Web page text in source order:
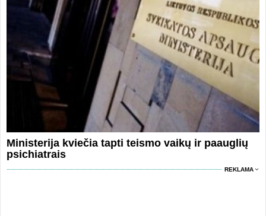
Ministerija kviečia tapti teismo vaikų ir paauglių
psichiatrais
REKLAMA